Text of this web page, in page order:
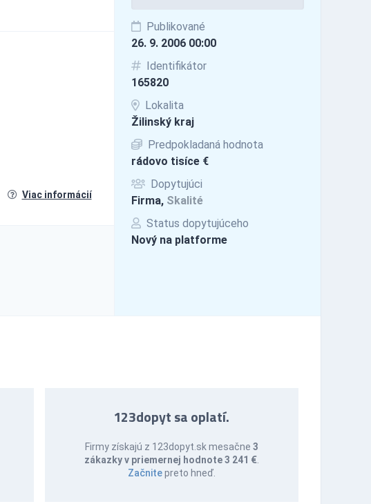
Publikované
26. 9. 2006 00:00
Identifikátor
165820
Lokalita
Žilinský kraj
Predpokladaná hodnota
rádovo tisíce €
Dopytujúci
Firma, Skalité
Status dopytujúceho
Nový na platforme
Viac informácií
123dopyt sa oplatí.
Firmy získajú z 123dopyt.sk mesačne 3
zákazky v priemernej hodnote 3 241 €.
Začnitepreto hneď.